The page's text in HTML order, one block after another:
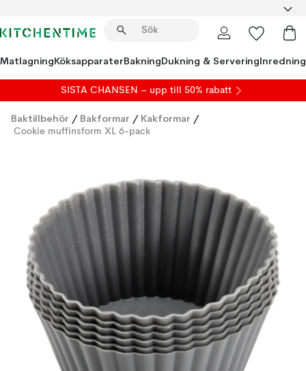
MatlagningKöksapparaterBakningDukning & ServeringInredning
SISTA CHANSEN – upp till 50% rabatt
Baktillbehör / Bakformar / Kakformar /
Cookie muffinsform XL 6-pack